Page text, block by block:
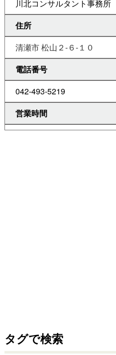
川北コンサルタント事務所
住所
清瀬市 松山２-６-１０
電話番号
042-493-5219
営業時間
タグで検索